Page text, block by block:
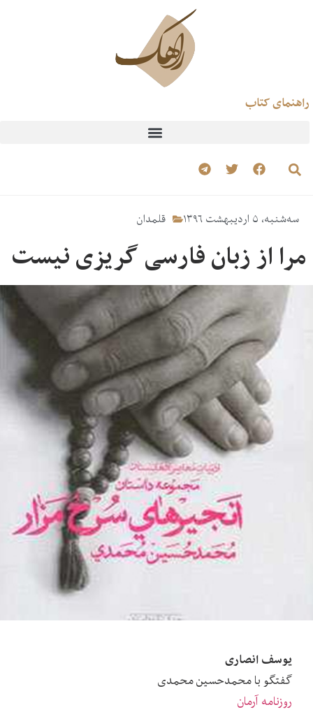
راهنمای کتاب
سه‌شنبه، ۵ اردیبهشت ۱۳۹۶ قلمدان
مرا از زبان فارسی گریزی نیست
یوسف انصاری‌
گفتگو با محمدحسین محمدی
روزنامه آرمان